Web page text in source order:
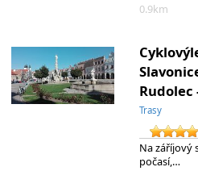
0.9km
Rudolec
Trasy
Na záříjový
počasí,…